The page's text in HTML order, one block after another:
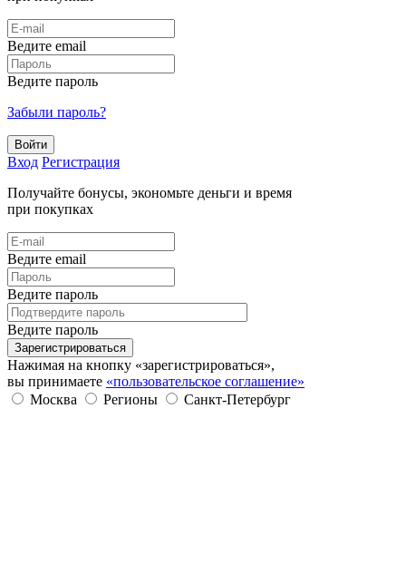
Ведите email
Ведите пароль
Забыли пароль?
Войти
Вход Регистрация
Получайте бонусы, экономьте деньги и время
при покупках
Ведите email
Ведите пароль
Ведите пароль
Зарегистрироваться
Нажимая на кнопку «зарегистрироваться»,
вы принимаете «пользовательское соглашение»
Москва
Регионы Санкт-Петербург